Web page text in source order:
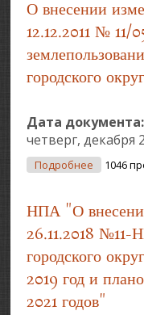
О внесении
12.12.2011 № 11/
городского
Дата документа:
четверг, декабря
Подробнее О О
1046
НПА "О
26.11.2018
городского
2019 год и
2021 годов"